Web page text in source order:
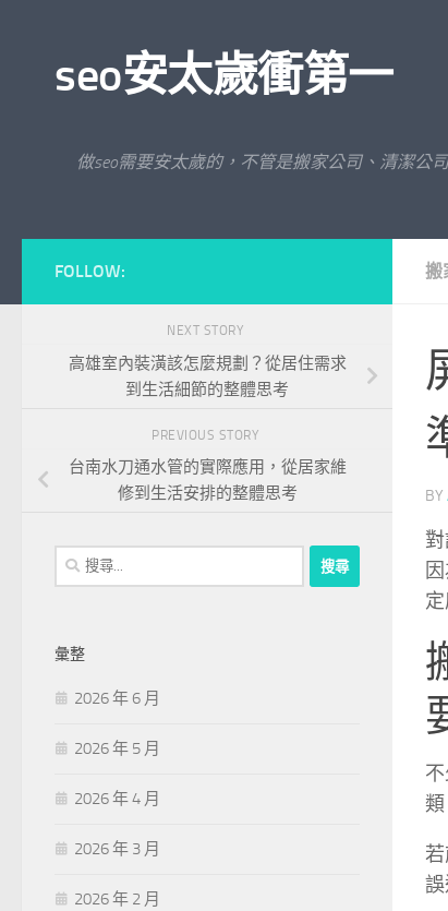
seo安太歲衝第一
做seo需要安太歲的，不管是搬家公司、清潔公
搬
BY
定
誤
FOLLOW:
NEXT STORY
高雄室內裝潢該怎麼規劃？從居住需求
到生活細節的整體思考
PREVIOUS STORY
台南水刀通水管的實際應用，從居家維
修到生活安排的整體思考
搜
尋
字:
彙整
2026 年 6 月
2026 年 5 月
2026 年 4 月
2026 年 3 月
2026 年 2 月